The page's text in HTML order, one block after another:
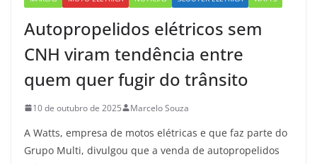
Autopropelidos elétricos sem
CNH viram tendência entre
quem quer fugir do trânsito
10 de outubro de 2025 Marcelo Souza
A Watts, empresa de motos elétricas e que faz parte do
Grupo Multi, divulgou que a venda de autopropelidos